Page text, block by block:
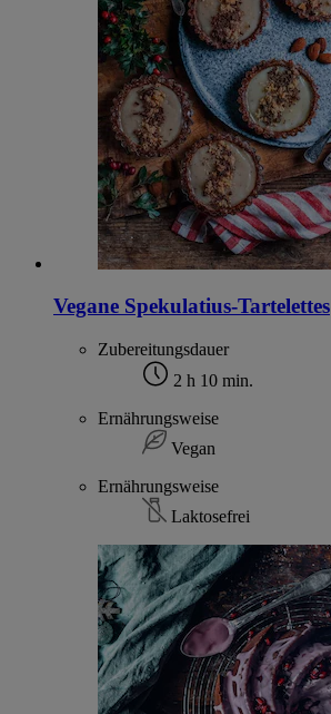
Vegane Spekulatius-Tartelettes
Zubereitungsdauer
2 h 10 min.
Ernährungsweise
Vegan
Ernährungsweise
Laktosefrei